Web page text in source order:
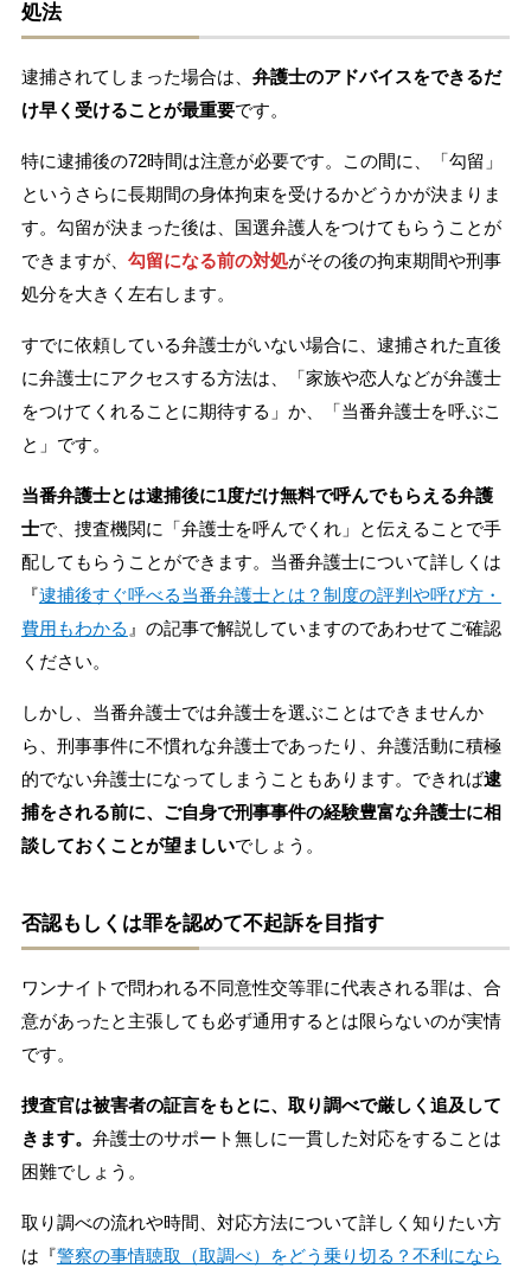
処法
逮捕されてしまった場合は、 弁護士のアドバイスをできるだ
け早く受けることが最重要です。
特に逮捕後の72時間は注意が必要です。この間に、「勾留」
というさらに長期間の身体拘束を受けるかどうかが決まりま
す。勾留が決まった後は、国選弁護人をつけてもらうことが
できますが、 勾留になる前の対処がその後の拘束期間や刑事
処分を大きく左右します。
すでに依頼している弁護士がいない場合に、逮捕された直後
に弁護士にアクセスする方法は、「家族や恋人などが弁護士
をつけてくれることに期待する」か、「当番弁護士を呼ぶこ
と」です。
当番弁護士とは逮捕後に1度だけ無料で呼んでもらえる弁護
士で、捜査機関に「弁護士を呼んでくれ」と伝えることで手
配してもらうことができます。当番弁護士について詳しくは
『逮捕後すぐ呼べる当番弁護士とは？制度の評判や呼び方・
費用もわかる 』の記事で解説していますのであわせてご確認
ください。
しかし、当番弁護士では弁護士を選ぶことはできませんか
ら、刑事事件に不慣れな弁護士であったり、弁護活動に積極
的でない弁護士になってしまうこともあります。できれば逮
捕をされる前に、ご自身で刑事事件の経験豊富な弁護士に相
談しておくことが望ましいでしょう。
否認もしくは罪を認めて不起訴を目指す
ワンナイトで問われる不同意性交等罪に代表される罪は、合
意があったと主張しても必ず通用するとは限らないのが実情
です。
捜査官は被害者の証言をもとに、取り調べで厳しく追及して
きます。 弁護士のサポート無しに一貫した対応をすることは
困難でしょう。
取り調べの流れや時間、対応方法について詳しく知りたい方
は『警察の事情聴取（取調べ）をどう乗り切る？不利になら